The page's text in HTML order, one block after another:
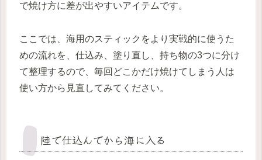
で焼け方に差が出やすいアイテムです。
ここでは、海用のスティックをより実戦的に使うた
めの流れを、仕込み、塗り直し、持ち物の3つに分け
て整理するので、毎回どこかだけ焼けてしまう人は
使い方から見直してみてください。
陸で仕込んでから海に入る